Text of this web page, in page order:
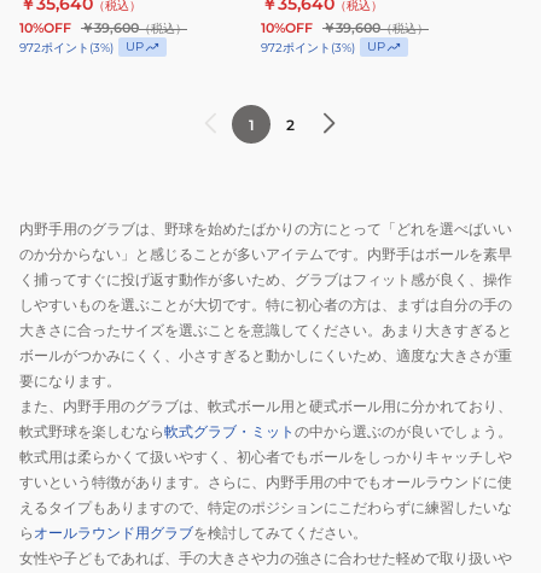
一
般
WBW103770
ラ
ブ
ロ
ー
ブ
一
般
AL
INFIELD
86
NA/DBR
WBW104380
WBW104380
（税込）
10%OFF ￥39,600（税込）
972ポイント (3%) UP
ラ
ブ
手
ロ
ー
ブ
一
般
INFIELD
87
NA/DBR
WBW104396
WBW104396
（税込）
10%OFF ￥39,600（税込）
972ポイント (3%) UP
1 2
内野手用のグラブは、野球を始めたばかりの方にとって「どれを選べばいい
のか分からない」と感じることが多いアイテムです。内野手はボールを素早
く捕ってすぐに投げ返す動作が多いため、グラブはフィット感が良く、操作
しやすいものを選ぶことが大切です。特に初心者の方は、まずは自分の手の
大きさに合ったサイズを選ぶことを意識してください。あまり大きすぎると
ボールがつかみにくく、小さすぎると動かしにくいため、適度な大きさが重
要になります。
また、内野手用のグラブは、軟式ボール用と硬式ボール用に分かれており、
軟式野球を楽しむなら軟式グラブ・ミット の中から選ぶのが良いでしょう。
軟式用は柔らかくて扱いやすく、初心者でもボールをしっかりキャッチしや
すいという特徴があります。さらに、内野手用の中でもオールラウンドに使
えるタイプもありますので、特定のポジションにこだわらずに練習したいな
ら オールラウンド用グラブを検討してみてください。
女性や子どもであれば、手の大きさや力の強さに合わせた軽めで取り扱いや